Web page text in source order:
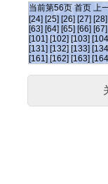
当前第56页 首页 上
[24] [25] [26] [27] [28]
[63] [64] [65] [66] [67]
[101] [102] [103]
[131] [132] [133]
[161] [162] [163]